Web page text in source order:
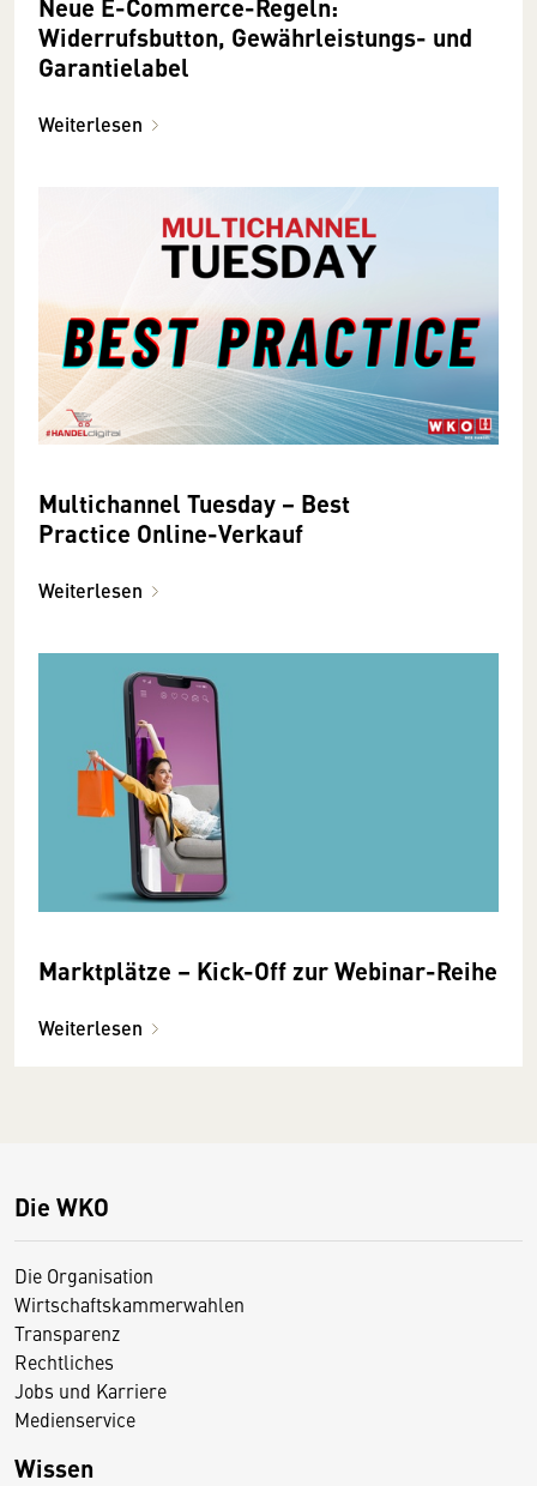
Widerrufsbutton, Gewährleistungs- und
Garantielabel
Weiterlesen
Multichannel Tuesday − Best
Practice Online-Verkauf
Weiterlesen
Marktplätze – Kick-Off zur Webinar-Reihe
Weiterlesen
Die WKO
Die Organisation
Wirtschaftskammerwahlen
Transparenz
Rechtliches
Jobs und Karriere
Medienservice
Wissen